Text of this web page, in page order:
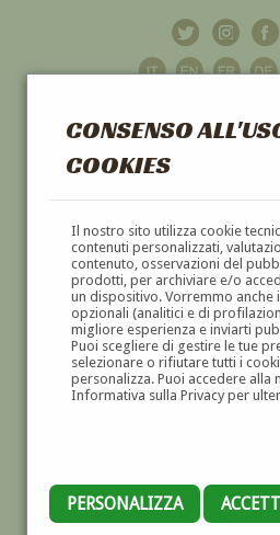
CONSENSO
COOKIES
Il nostro sito utilizza cookie
contenuti personalizzati,
contenuto, osservazioni del
prodotti, per archiviare e/o
un dispositivo. Vorremmo anche
opzionali (analitici e di
migliore esperienza e inviarti
Puoi scegliere di gestire le tue
selezionare o rifiutare tutti i
personalizza. Puoi accedere alla
Informativa sulla Privacy per
PERSONALIZZA
GALLERIAD'ARTE
DIPINTI E